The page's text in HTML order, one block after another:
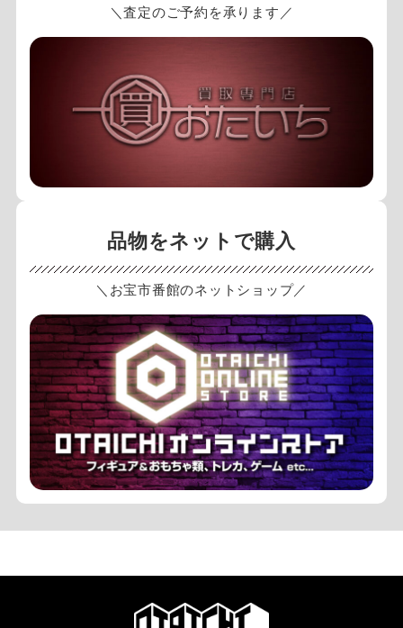
＼査定のご予約を承ります／
品物をネットで購入
＼お宝市番館のネットショップ／